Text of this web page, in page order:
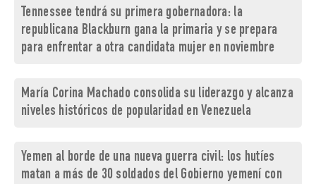
Tennessee tendrá su primera gobernadora: la
republicana Blackburn gana la primaria y se prepara
para enfrentar a otra candidata mujer en noviembre
María Corina Machado consolida su liderazgo y alcanza
niveles históricos de popularidad en Venezuela
Yemen al borde de una nueva guerra civil: los hutíes
matan a más de 30 soldados del Gobierno yemení con